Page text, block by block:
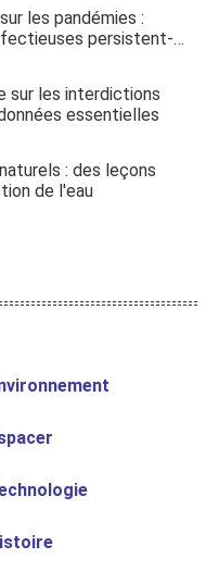
les pandémies :
persistent-
sur les interdictions
essentielles
: des leçons
de l'eau